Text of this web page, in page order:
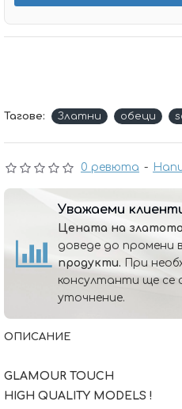
0 ревюта -
Тагове: Златни обеци
Уважаеми
Цената на
доведе до промени в
продукти. При
консултанти ще се
уточнение.
ОПИСАНИЕ
GLAMOUR TOUCH
HIGH QUALITY MODELS !